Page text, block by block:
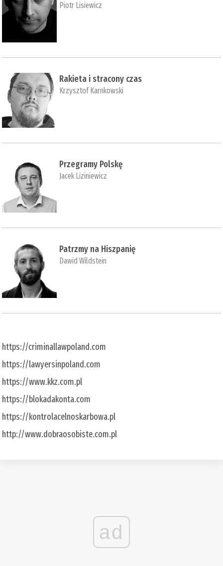
Piotr Lisiewicz
Rakieta i stracony czas
Krzysztof Karnkowski
Przegramy Polskę
Jacek Liziniewicz
Patrzmy na Hiszpanię
Dawid Wildstein
https://criminallawpoland.com
https://lawyersinpoland.com
https://www.kkz.com.pl
https://blokadakonta.com
https://kontrolacelnoskarbowa.pl
http://www.dobraosobiste.com.pl
ad